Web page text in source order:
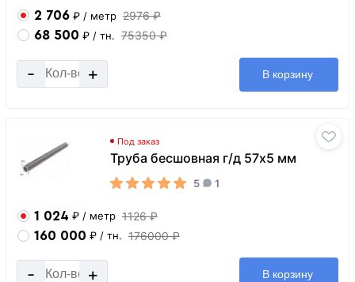
2 706 ₽ / метр 2976 ₽
68 500 ₽ / тн. 75350 ₽
- + В корзину
Под заказ
Труба бесшовная г/д 57х5 мм
5 1
1 024 ₽ / метр 1126 ₽
160 000 ₽ / тн. 176000 ₽
- + В корзину